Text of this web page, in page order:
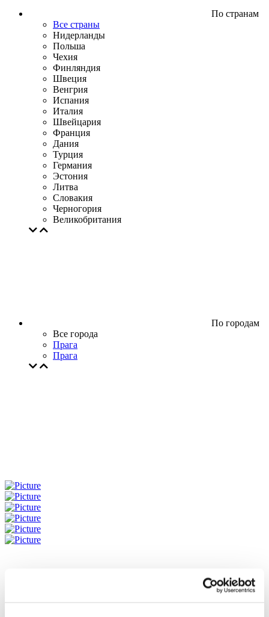
По странам
Все страны
Нидерланды
Польша
Чехия
Финляндия
Швеция
Венгрия
Испания
Италия
Швейцария
Франция
Дания
Турция
Германия
Эстония
Литва
Словакия
Черногория
Великобритания
По городам
Все города
Прага
Прага